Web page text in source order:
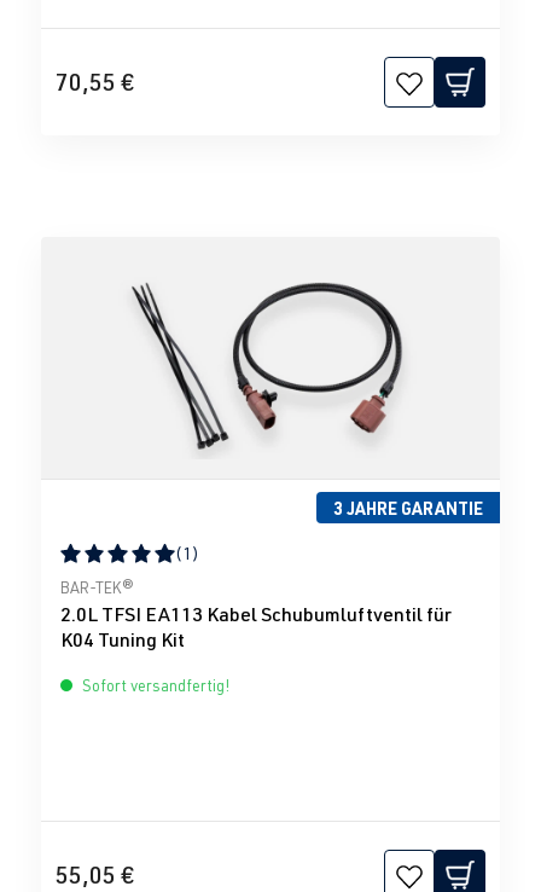
70,55 €
3 JAHRE GARANTIE
Durchschnittliche Bewertung von 5 von 5 Sternen
(1)
BAR-TEK®
2.0L TFSI EA113 Kabel Schubumluftventil für
K04 Tuning Kit
Sofort versandfertig!
55,05 €